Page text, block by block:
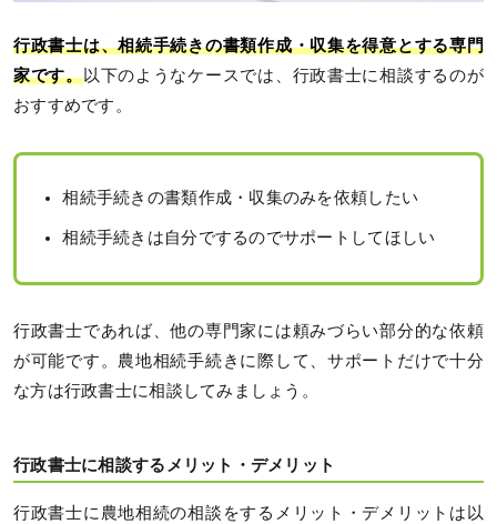
行政書士は、相続手続きの書類作成・収集を得意とする専門
家です。以下のようなケースでは、行政書士に相談するのが
おすすめです。
相続手続きの書類作成・収集のみを依頼したい
相続手続きは自分でするのでサポートしてほしい
行政書士であれば、他の専門家には頼みづらい部分的な依頼
が可能です。農地相続手続きに際して、サポートだけで十分
な方は行政書士に相談してみましょう。
行政書士に相談するメリット・デメリット
行政書士に農地相続の相談をするメリット・デメリットは以